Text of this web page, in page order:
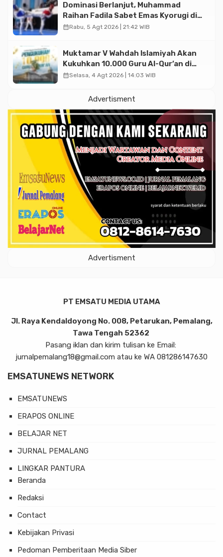
Dominasi Berlanjut, Muhammad
Raihan Fadila Sabet Emas Kyorugi di
Asian Taekwondo Indonesia Open
calendar_monthRabu, 5 Agt 2026 | 21:42 WIB
Muktamar V Wahdah Islamiyah Akan
Kukuhkan 10.000 Guru Al-Qur’an di
Masjid Istiqlal
calendar_monthSelasa, 4 Agt 2026 | 14:03 WIB
Advertisment
Advertisment
PT EMSATU MEDIA UTAMA
Jl. Raya Kendaldoyong No. 008, Petarukan, Pemalang,
Tawa Tengah 52362
Pasang iklan dan kirim tulisan ke Email:
jurnalpemalang18@gmail.com atau ke WA 081286147630
EMSATUNEWS NETWORK
EMSATUNEWS
ERAPOS ONLINE
BELAJAR NET
JURNAL PEMALANG
LINGKAR PANTURA
Beranda
Redaksi
Contact
Kebijakan Privasi
Pedoman Pemberitaan Media Siber